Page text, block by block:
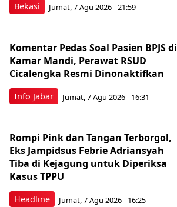
Bekasi Jumat, 7 Agu 2026 - 21:59
Info Jabar
Komentar Pedas Soal Pasien BPJS di
Kamar Mandi, Perawat RSUD
Cicalengka Resmi Dinonaktifkan
Jumat, 7 Agu 2026 - 16:31
Headline
Rompi Pink dan Tangan Terborgol,
Eks Jampidsus Febrie Adriansyah
Tiba di Kejagung untuk Diperiksa
Kasus TPPU
Jumat, 7 Agu 2026 - 16:25